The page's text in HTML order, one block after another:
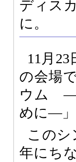
ディス
に。
11月
の会場
ウム ―
めに―」
このシ
年にち